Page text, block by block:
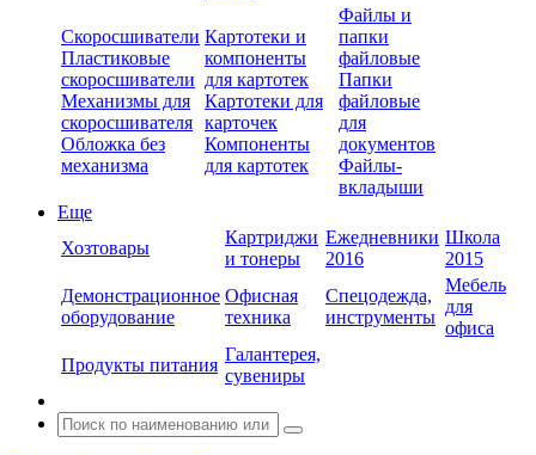
Скоросшиватели
Пластиковые
скоросшиватели
Механизмы для
скоросшивателя
Обложка без
механизма
Картотеки и
компоненты
для картотек
Картотеки для
карточек
Компоненты
для картотек
Файлы и
папки
файловые
Папки
файловые
для
документов
Файлы-
вкладыши
Еще
Хозтовары
Картриджи
и тонеры
Ежедневники
2016
Школа
2015
Демонстрационное
оборудование
Офисная
техника
Спецодежда,
инструменты
Мебель
для
офиса
Продукты питания
Галантерея,
сувениры